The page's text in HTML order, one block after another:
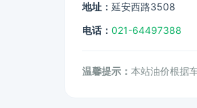
地址： 延安西路3508
电话： 021-64497388
温馨提示： 本站油价根据